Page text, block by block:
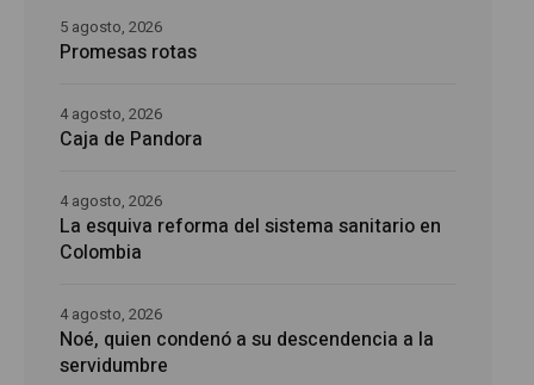
Promesas rotas
5 agosto, 2026
Caja de Pandora
4 agosto, 2026
La esquiva reforma del sistema sanitario en
Colombia
4 agosto, 2026
Noé, quien condenó a su descendencia a la
servidumbre
4 agosto, 2026